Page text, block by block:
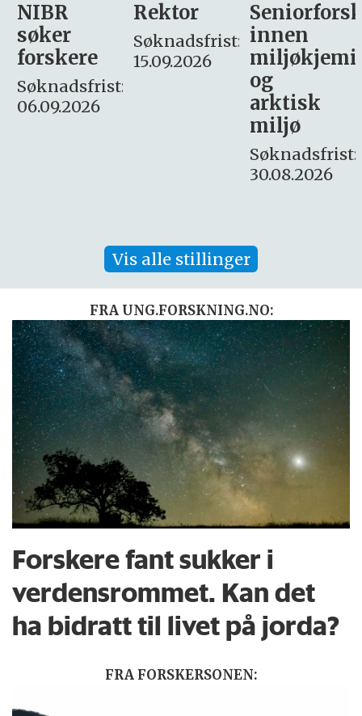
Rektor
Søknadsfrist:
15.09.2026
Seniorforsker
innen
miljøkjemi
søker
– fast
Søknadsfrist:
16. august.
Vis alle stillinger
FRA UNG.FORSKNING.NO:
Forskere fant sukker i
verdensrommet. Kan det
ha bidratt til livet på jorda?
FRA FORSKERSONEN: